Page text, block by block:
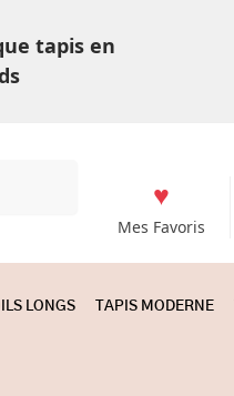
tapis en
Mes Favoris
LONGS TAPIS MODERNE